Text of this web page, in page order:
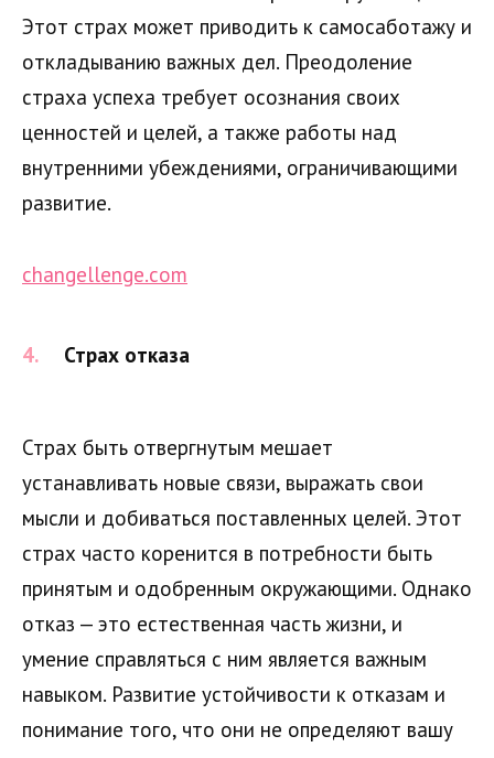
Этот страх может приводить к самосаботажу и
откладыванию важных дел. Преодоление
страха успеха требует осознания своих
ценностей и целей, а также работы над
внутренними убеждениями, ограничивающими
развитие.
changellenge.com
Страх отказа
Страх быть отвергнутым мешает
устанавливать новые связи, выражать свои
мысли и добиваться поставленных целей. Этот
страх часто коренится в потребности быть
принятым и одобренным окружающими. Однако
отказ — это естественная часть жизни, и
умение справляться с ним является важным
навыком. Развитие устойчивости к отказам и
понимание того, что они не определяют вашу